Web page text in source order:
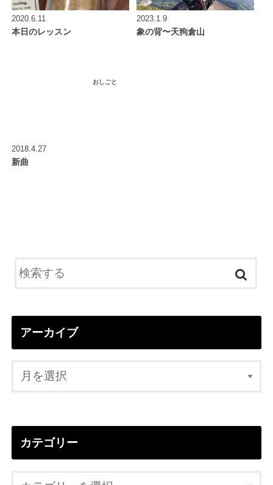
2020.6.11
本日のレッスン
2023.1.9
象の背〜天狗倉山
おしごと
2018.4.27
新曲
アーカイブ
カテゴリー